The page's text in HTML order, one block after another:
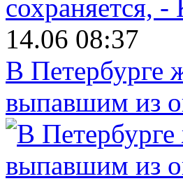
14.06 08:37
В Петербурге
выпавшим из